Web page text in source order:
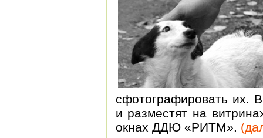
сфотографировать их.
и разместят на
окнах ДДЮ «РИТМ».